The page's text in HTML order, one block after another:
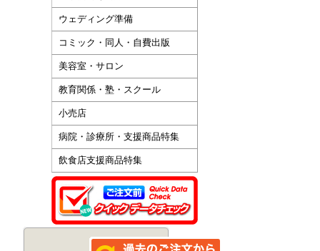
ウェディング準備
コミック・同人・自費出版
美容室・サロン
教育関係・塾・スクール
小売店
病院・診療所・支援商品特集
飲食店支援商品特集